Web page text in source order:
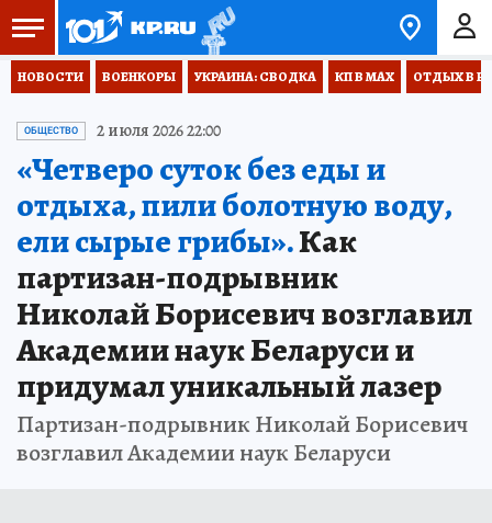
НОВОСТИ ВОЕНКОРЫ УКРАИНА: СВОДКА КП В МАХ ОТДЫХ В
ОБЩЕСТВО 2 июля 2026 22:00
«Четверо суток без еды и
отдыха, пили болотную воду,
ели сырые грибы».Как
партизан-подрывник
Николай Борисевич возглавил
Академии наук Беларуси и
придумал уникальный лазер
Партизан-подрывник Николай Борисевич
возглавил Академии наук Беларуси